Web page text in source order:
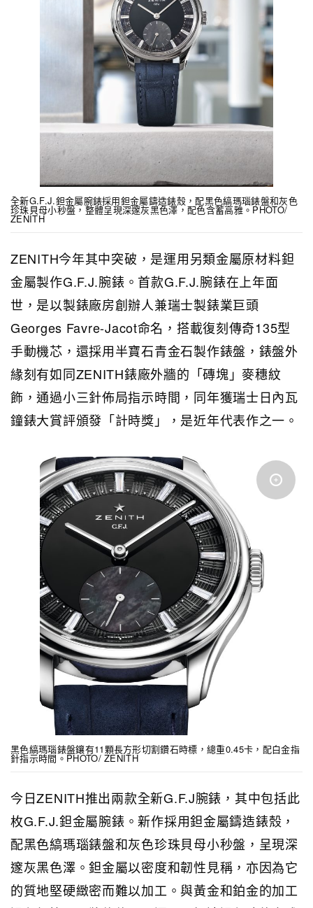
全新G.F.J.鉭金屬腕錶採用鉭金屬鑄造錶殼，配黑色縞瑪瑙錶盤和灰色
珍珠貝母小秒盤，整體呈現深邃灰黑色澤，配色含蓄高雅。PHOTO/
ZENITH
ZENITH今年其中突破，是運用另類金屬原材料鉭
金屬製作G.F.J.腕錶。首款G.F.J.腕錶在上年面
世，是以製錶廠房創辦人兼瑞士製錶業巨頭
Georges Favre-Jacot命名，搭載復刻傳奇135型
手動機芯，還採用半寶石青金石製作錶盤，錶盤外
緣刻有如同ZENITH錶廠外牆的「磚塊」麥穗紋
飾，通過小三針佈局指示時間，同年獲瑞士日內瓦
鐘錶大賞評頒發「計時獎」，是近年代表作之一。
黑色縞瑪瑙錶盤鑲有11顆長方形切割鑽石時標，總重0.45卡，配白金指
針指示時間。PHOTO/ ZENITH
今日ZENITH推出兩款全新G.F.J腕錶，其中包括此
枚G.F.J.鉭金屬腕錶。新作採用鉭金屬鑄造錶殼，
配黑色縞瑪瑙錶盤和灰色珍珠貝母小秒盤，呈現深
邃灰黑色澤。鉭金屬以密度和韌性見稱，亦因為它
的質地堅硬緻密而難以加工。與黃金和鉑金的加工